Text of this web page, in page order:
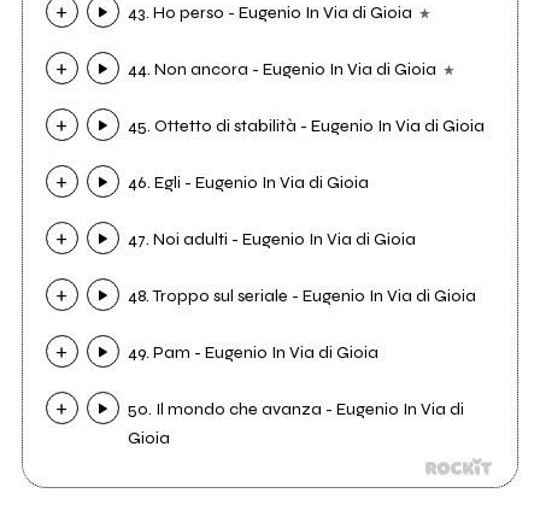
43. Ho perso - Eugenio In Via di Gioia
44. Non ancora - Eugenio In Via di Gioia
45. Ottetto di stabilità - Eugenio In Via di Gioia
46. Egli - Eugenio In Via di Gioia
47. Noi adulti - Eugenio In Via di Gioia
48. Troppo sul seriale - Eugenio In Via di Gioia
49. Pam - Eugenio In Via di Gioia
50. Il mondo che avanza - Eugenio In Via di
Gioia